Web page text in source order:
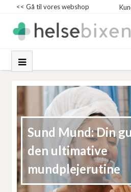
<< Gå til vores webshop
Sund Mund: Din
den ultimative
mundplejerutine